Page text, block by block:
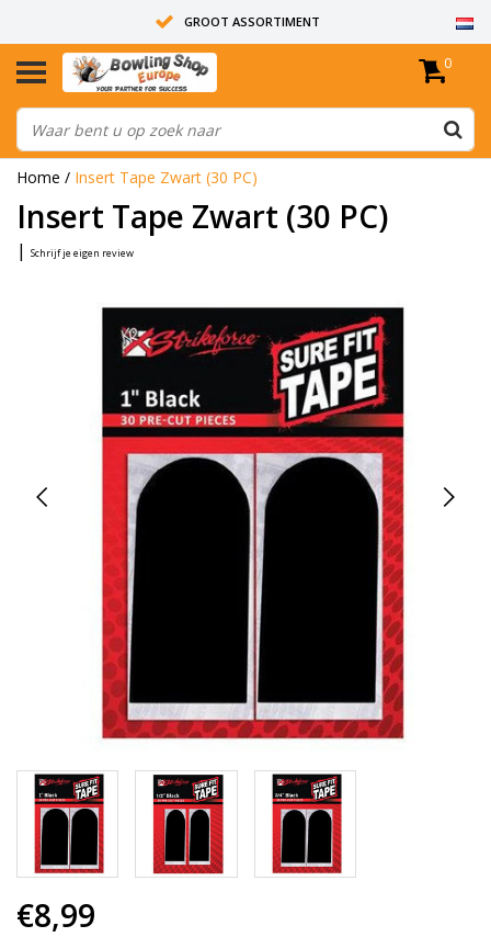
GROOT ASSORTIMENT
14 DAGEN RETOUR RECHT
ALLE BOWLINGBALLEN ZIJN ONGEBOORD
0
Home / Insert Tape Zwart (30 PC)
Insert Tape Zwart (30 PC)
| Schrijf je eigen review
€8,99